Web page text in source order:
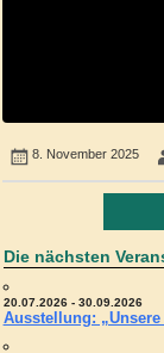
8. November 2025
Die nächsten
20.07.2026 - 30.09.2026
Ausstellung: